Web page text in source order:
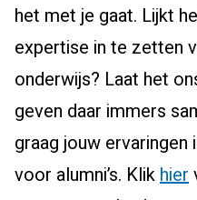
het met je gaat. Lijkt
expertise in te zetten
onderwijs? Laat het
geven daar immers
graag jouw
voor alumni’s. Klikhier